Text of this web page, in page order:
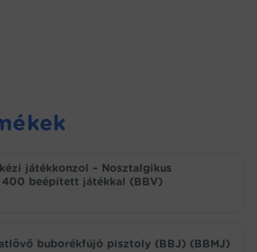
játékkonzol – Nosztalgikus
400 beépített játékkal (BBV)
buborékfújó pisztoly (BBJ) (BBMJ)